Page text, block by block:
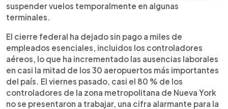
suspender vuelos temporalmente en algunas
terminales.
El cierre federal ha dejado sin pago a miles de
empleados esenciales, incluidos los controladores
aéreos, lo que ha incrementado las ausencias laborales
en casi la mitad de los 30 aeropuertos más importantes
del país. El viernes pasado, casi el 80 % de los
controladores de la zona metropolitana de Nueva York
no se presentaron a trabajar, una cifra alarmante para la